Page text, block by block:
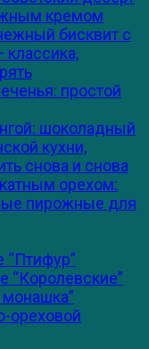
кремом
бисквит с
простой
шоколадный
кухни,
снова и снова
орехом:
пирожные для
ореховой